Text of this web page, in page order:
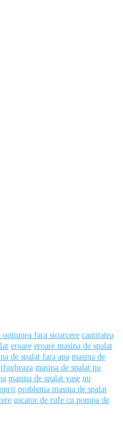
optiunea fara stoarcere cantitatea
eroare eroare masina de spalat
de spalat fara apa masina de
masina de spalat nu
masina de spalat vase nu
oprit problema masina de spalat
uscator de rufe cu pompa de